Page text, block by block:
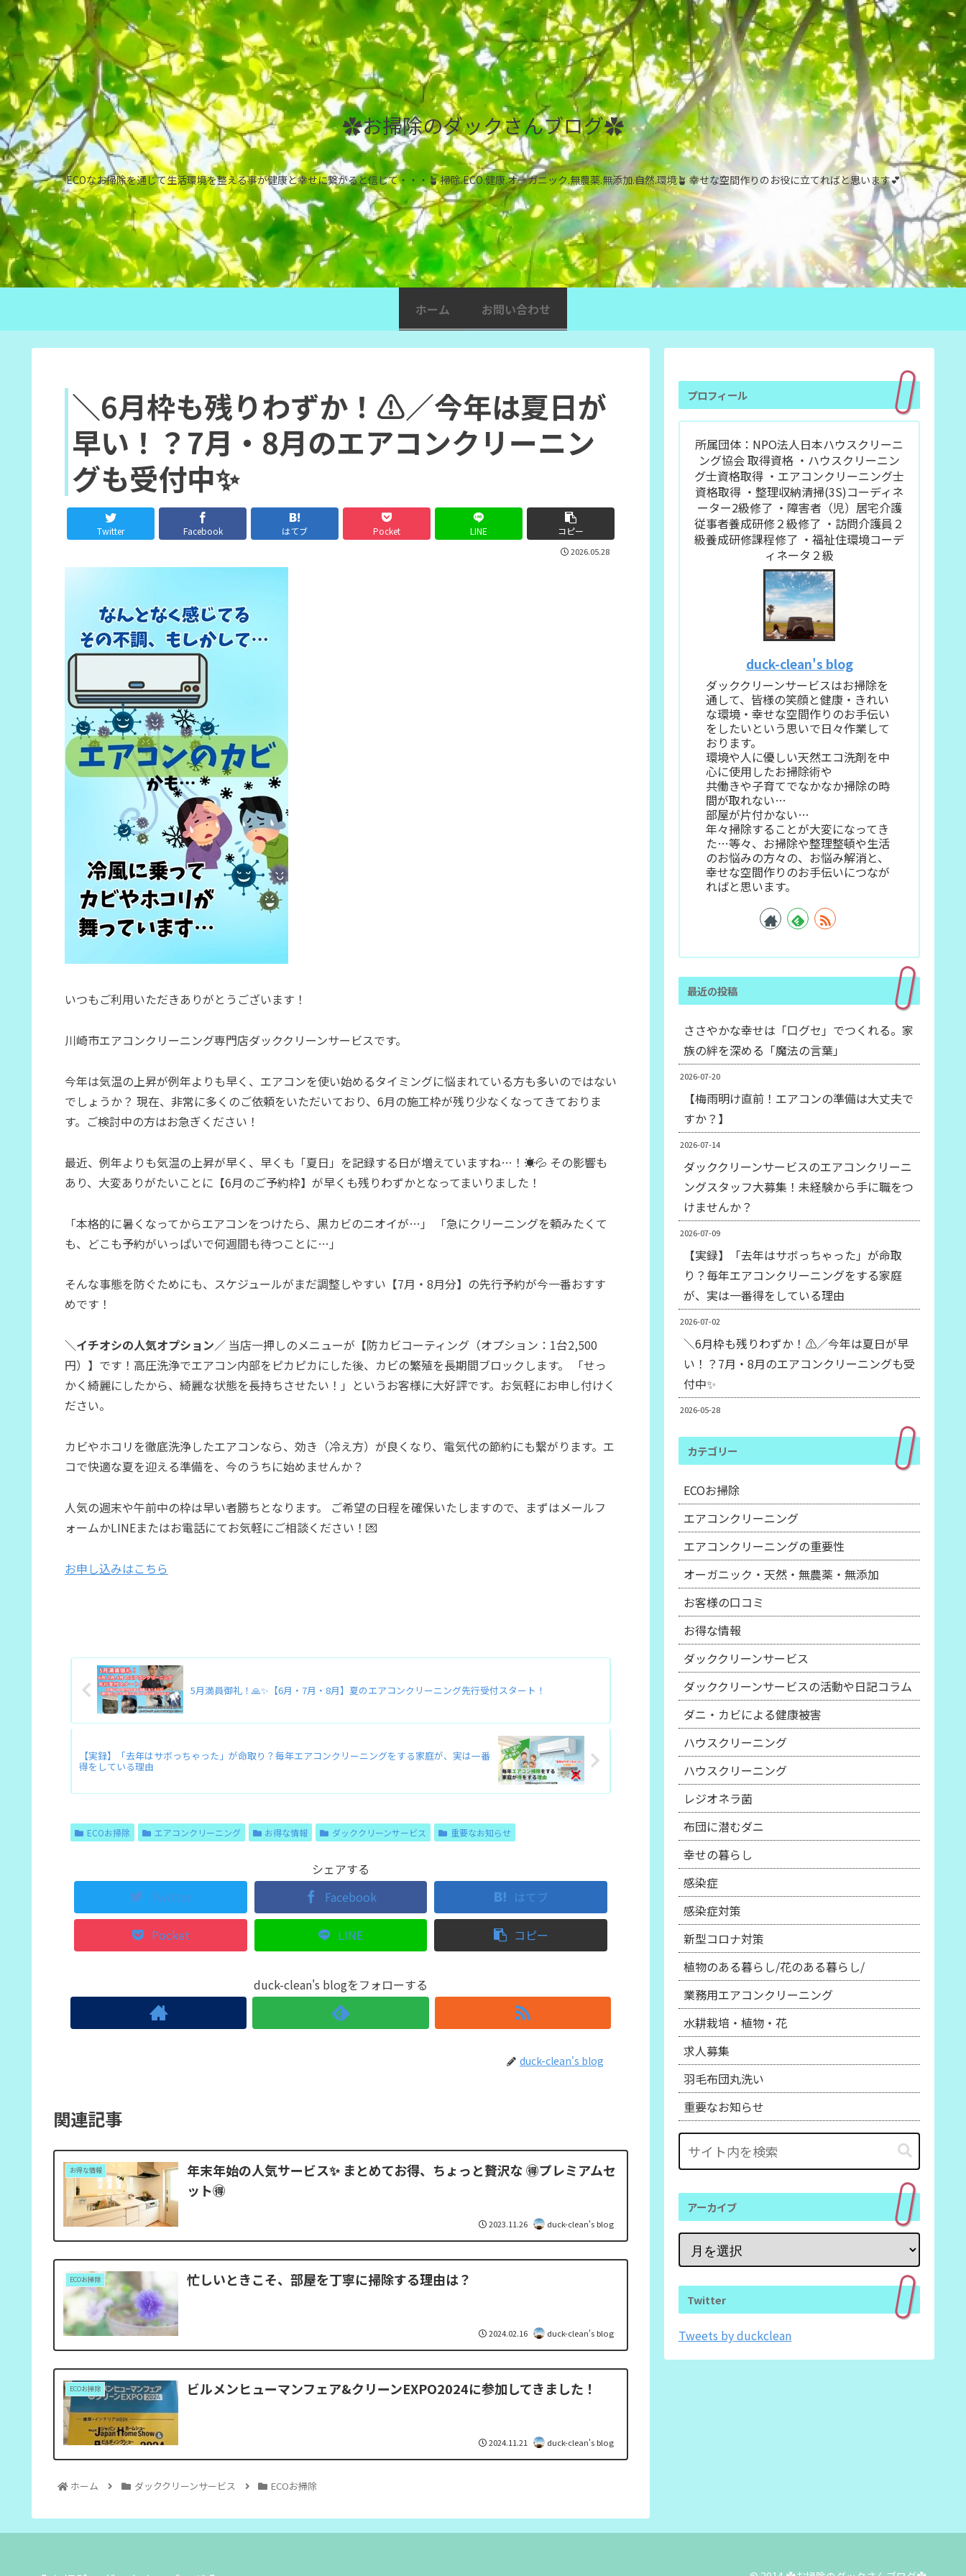
✿お掃除のダックさんブログ✿
ECOなお掃除を通じて生活環境を整える事が健康と幸せに繋がると信じて・・・🪴 掃除.ECO.健康.オーガニック.無農薬.無添加.自然.環境🪴 幸せな空間作りのお役に立てればと思います💕
ホーム お問い合わせ
＼6月枠も残りわずか！⚠️／今年は夏日が
早い！？7月・8月のエアコンクリーニン
グも受付中✨
Twitter Facebook はてブ Pocket LINE コピー
2026.05.28
いつもご利用いただきありがとうございます！
川崎市エアコンクリーニング専門店ダッククリーンサービスです。
今年は気温の上昇が例年よりも早く、エアコンを使い始めるタイミングに悩まれている方も多いのではない
でしょうか？ 現在、非常に多くのご依頼をいただいており、6月の施工枠が残り少なくなってきておりま
す。ご検討中の方はお急ぎください！
最近、例年よりも気温の上昇が早く、早くも「夏日」を記録する日が増えていますね…！☀️💦 その影響も
あり、大変ありがたいことに【6月のご予約枠】が早くも残りわずかとなってまいりました！
「本格的に暑くなってからエアコンをつけたら、黒カビのニオイが…」 「急にクリーニングを頼みたくて
も、どこも予約がいっぱいで何週間も待つことに…」
そんな事態を防ぐためにも、スケジュールがまだ調整しやすい【7月・8月分】の先行予約が今一番おすす
めです！
＼イチオシの人気オプション／ 当店一押しのメニューが【防カビコーティング（オプション：1台2,500
円）】です！高圧洗浄でエアコン内部をピカピカにした後、カビの繁殖を長期間ブロックします。 「せっ
かく綺麗にしたから、綺麗な状態を長持ちさせたい！」というお客様に大好評です。お気軽にお申し付けく
ださい。
カビやホコリを徹底洗浄したエアコンなら、効き（冷え方）が良くなり、電気代の節約にも繋がります。エ
コで快適な夏を迎える準備を、今のうちに始めませんか？
人気の週末や午前中の枠は早い者勝ちとなります。 ご希望の日程を確保いたしますので、まずはメールフ
ォームかLINEまたはお電話にてお気軽にご相談ください！💌
お申し込みはこちら
5月満員御礼！🙏✨【6月・7月・8月】夏のエアコンクリーニング先行受付スタート！
【実録】「去年はサボっちゃった」が命取り？毎年エアコンクリーニングをする家庭が、実は一番
得をしている理由
ECOお掃除 エアコンクリーニング お得な情報 ダッククリーンサービス 重要なお知らせ
シェアする
Twitter
Facebook はてブ
Pocket LINE コピー
duck-clean's blogをフォローする
duck-clean's blog
関連記事
お得な情報
年末年始の人気サービス✨ まとめてお得、ちょっと贅沢な 🉐プレミアムセ
ット🉐
2023.11.26 duck-clean's blog
ECOお掃除 忙しいときこそ、部屋を丁寧に掃除する理由は？
2024.02.16 duck-clean's blog
ECOお掃除 ビルメンヒューマンフェア&クリーンEXPO2024に参加してきました！
2024.11.21 duck-clean's blog
ホーム ダッククリーンサービス ECOお掃除
プロフィール
所属団体：NPO法人日本ハウスクリーニ
ング協会 取得資格 ・ハウスクリーニン
グ士資格取得 ・エアコンクリーニング士
資格取得 ・整理収納清掃(3S)コーディネ
ーター2級修了 ・障害者（児）居宅介護
従事者養成研修２級修了 ・訪問介護員２
級養成研修課程修了 ・福祉住環境コーデ
ィネータ２級
duck-clean's blog
ダッククリーンサービスはお掃除を
通して、皆様の笑顔と健康・きれい
な環境・幸せな空間作りのお手伝い
をしたいという思いで日々作業して
おります。
環境や人に優しい天然エコ洗剤を中
心に使用したお掃除術や
共働きや子育てでなかなか掃除の時
間が取れない…
部屋が片付かない…
年々掃除することが大変になってき
た…等々、お掃除や整理整頓や生活
のお悩みの方々の、お悩み解消と、
幸せな空間作りのお手伝いにつなが
ればと思います。
最近の投稿
ささやかな幸せは「口グセ」でつくれる。家
族の絆を深める「魔法の言葉」
2026-07-20
【梅雨明け直前！エアコンの準備は大丈夫で
すか？】
2026-07-14
ダッククリーンサービスのエアコンクリーニ
ングスタッフ大募集！未経験から手に職をつ
けませんか？
2026-07-09
【実録】「去年はサボっちゃった」が命取
り？毎年エアコンクリーニングをする家庭
が、実は一番得をしている理由
2026-07-02
＼6月枠も残りわずか！⚠️／今年は夏日が早
い！？7月・8月のエアコンクリーニングも受
付中✨
2026-05-28
カテゴリー
ECOお掃除
エアコンクリーニング
エアコンクリーニングの重要性
オーガニック・天然・無農薬・無添加
お客様の口コミ
お得な情報
ダッククリーンサービス
ダッククリーンサービスの活動や日記コラム
ダニ・カビによる健康被害
ハウスクリーニング
ハウスクリーニング
レジオネラ菌
布団に潜むダニ
幸せの暮らし
感染症
感染症対策
新型コロナ対策
植物のある暮らし/花のある暮らし/
業務用エアコンクリーニング
水耕栽培・植物・花
求人募集
羽毛布団丸洗い
重要なお知らせ
アーカイブ
Twitter
Tweets by duckclean